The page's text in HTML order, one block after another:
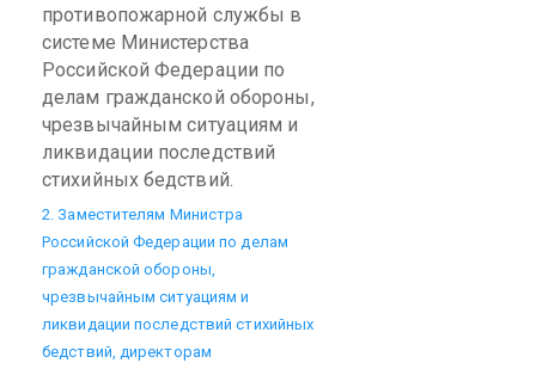
противопожарной службы в
системе Министерства
Российской Федерации по
делам гражданской обороны,
чрезвычайным ситуациям и
ликвидации последствий
стихийных бедствий.
2. Заместителям Министра
Российской Федерации по делам
гражданской обороны,
чрезвычайным ситуациям и
ликвидации последствий стихийных
бедствий, директорам